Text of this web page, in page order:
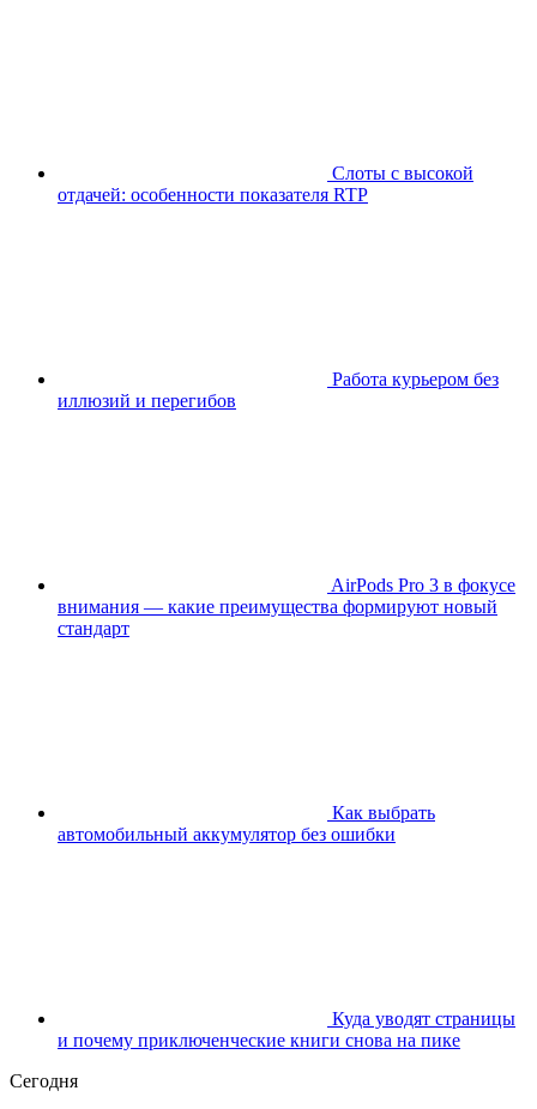
Слоты с высокой
отдачей: особенности показателя RTP
Работа курьером без
иллюзий и перегибов
AirPods Pro 3 в фокусе
внимания — какие преимущества формируют новый
стандарт
Как выбрать
автомобильный аккумулятор без ошибки
Куда уводят страницы
и почему приключенческие книги снова на пике
Сегодня